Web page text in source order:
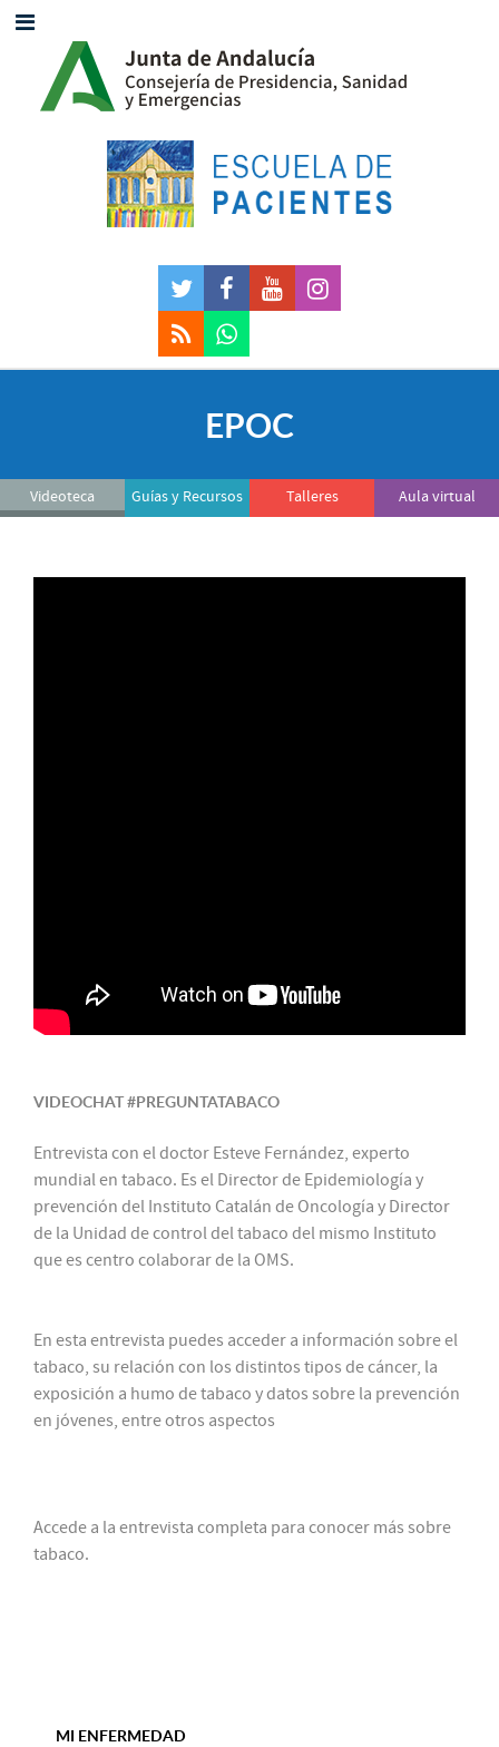
EPOC
Videoteca Guías y Recursos Talleres Aula virtual
VIDEOCHAT #PREGUNTATABACO
Entrevista con el doctor Esteve Fernández, experto
mundial en tabaco. Es el Director de Epidemiología y
prevención del Instituto Catalán de Oncología y Director
de la Unidad de control del tabaco del mismo Instituto
que es centro colaborar de la OMS.
En esta entrevista puedes acceder a información sobre el
tabaco, su relación con los distintos tipos de cáncer, la
exposición a humo de tabaco y datos sobre la prevención
en jóvenes, entre otros aspectos
Accede a la entrevista completa para conocer más sobre
tabaco.
MI ENFERMEDAD